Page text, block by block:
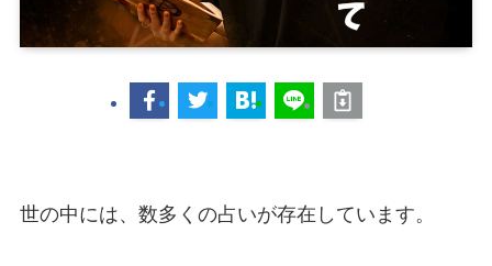
世の中には、数多くの占いが存在しています。